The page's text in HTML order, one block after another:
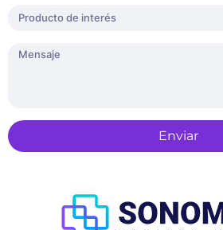
Enviar